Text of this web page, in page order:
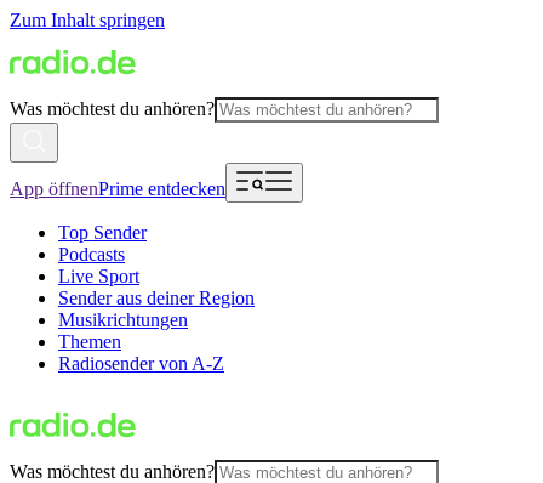
Zum Inhalt springen
Was möchtest du anhören?
App öffnenPrime entdecken
Top Sender
Podcasts
Live Sport
Sender aus deiner Region
Musikrichtungen
Themen
Radiosender von A-Z
Was möchtest du anhören?